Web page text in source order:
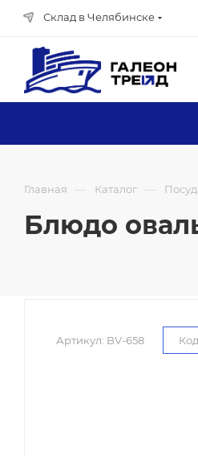
Склад в Челябинске
Главная — Каталог —
Блюдо
Артикул: BV-658